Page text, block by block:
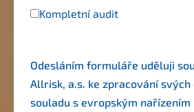
Kompletní audit
Odesláním formuláře uděluji
Allrisk, a.s. ke zpracování svých
souladu s evropským nařízením